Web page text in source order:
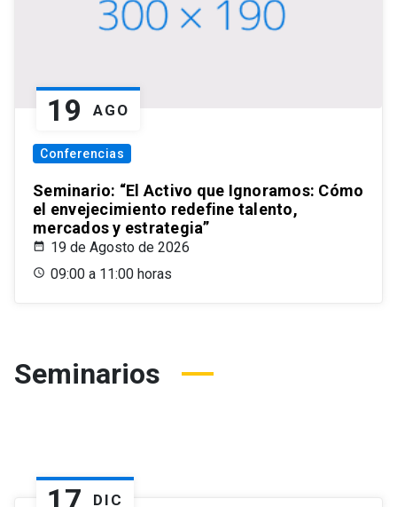
19 AGO
Conferencias
Seminario: “El Activo que Ignoramos: Cómo
el envejecimiento redefine talento,
mercados y estrategia”
19 de Agosto de 2026
09:00 a 11:00 horas
Seminarios
DIC